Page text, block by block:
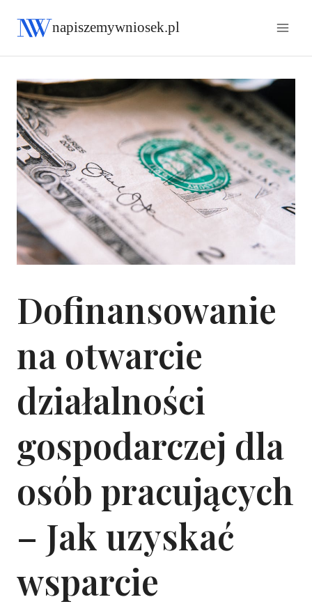
napiszemywniosek.pl
Dofinansowanie
na otwarcie
działalności
gospodarczej dla
osób pracujących
– Jak uzyskać
wsparcie